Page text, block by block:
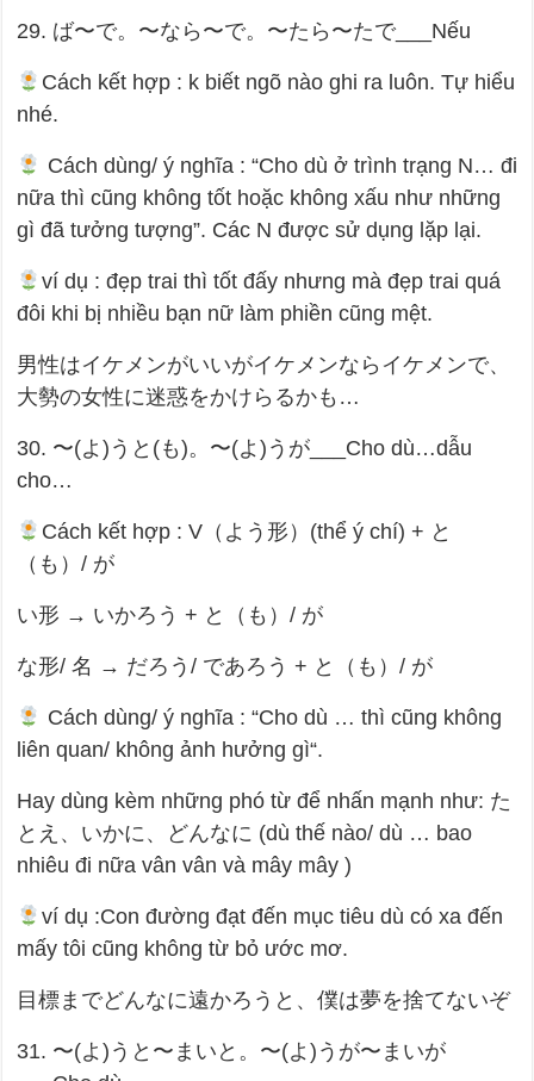
29. ば〜で。〜なら〜で。〜たら〜たで___Nếu
Cách kết hợp : k biết ngõ nào ghi ra luôn. Tự hiểu
nhé.
Cách dùng/ ý nghĩa : “Cho dù ở trình trạng N… đi
nữa thì cũng không tốt hoặc không xấu như những
gì đã tưởng tượng”. Các N được sử dụng lặp lại.
ví dụ : đẹp trai thì tốt đấy nhưng mà đẹp trai quá
đôi khi bị nhiều bạn nữ làm phiền cũng mệt.
男性はイケメンがいいがイケメンならイケメンで、
大勢の女性に迷惑をかけらるかも…
30. 〜(よ)うと(も)。〜(よ)うが___Cho dù…dẫu
cho…
Cách kết hợp : V（よう形）(thể ý chí) + と
（も）/ が
い形 → いかろう + と（も）/ が
な形/ 名 → だろう/ であろう + と（も）/ が
Cách dùng/ ý nghĩa : “Cho dù … thì cũng không
liên quan/ không ảnh hưởng gì“.
Hay dùng kèm những phó từ để nhấn mạnh như: た
とえ、いかに、どんなに (dù thế nào/ dù … bao
nhiêu đi nữa vân vân và mây mây )
ví dụ :Con đường đạt đến mục tiêu dù có xa đến
mấy tôi cũng không từ bỏ ước mơ.
目標までどんなに遠かろうと、僕は夢を捨てないぞ
31. 〜(よ)うと〜まいと。〜(よ)うが〜まいが